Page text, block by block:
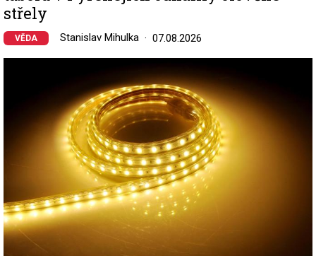
střely
VĚDA Stanislav Mihulka 07.08.2026